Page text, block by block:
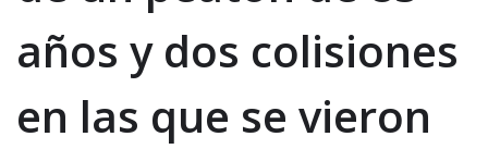
años y dos colisiones
en las que se vieron